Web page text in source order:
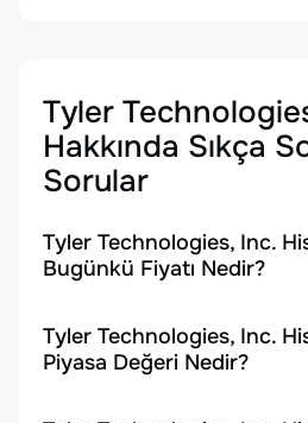
Tyler
Hakkında Sıkça
Sorular
Tyler Technologies, Inc.
Bugünkü Fiyatı Nedir?
Tyler Technologies, Inc.
Piyasa Değeri Nedir?